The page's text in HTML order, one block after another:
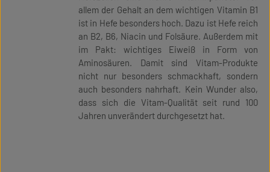
allem der Gehalt an dem wichtigen Vitamin B1
ist in Hefe besonders hoch. Dazu ist Hefe reich
an B2, B6, Niacin und Folsäure. Außerdem mit
im Pakt: wichtiges Eiweiß in Form von
Aminosäuren. Damit sind Vitam-Produkte
nicht nur besonders schmackhaft, sondern
auch besonders nahrhaft. Kein Wunder also,
dass sich die Vitam-Qualität seit rund 100
Jahren unverändert durchgesetzt hat.